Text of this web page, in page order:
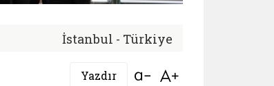
İstanbul - Türkiye
Yazdır Bağlantıyı aç